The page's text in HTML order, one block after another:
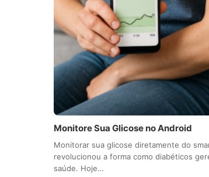
Monitore Sua Glicose no Android
Monitorar sua glicose diretamente do
revolucionou a forma como diabéticos
saúde. Hoje…